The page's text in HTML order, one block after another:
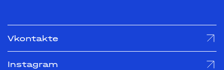
Vkontakte
Instagram